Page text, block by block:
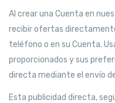
Al crear una Cuenta en
recibir ofertas
teléfono o en su Cuenta.
proporcionados y sus
directa mediante el envío
Esta publicidad directa,